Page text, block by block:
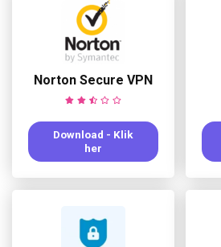
Norton Secure VPN
Download - Klik
her